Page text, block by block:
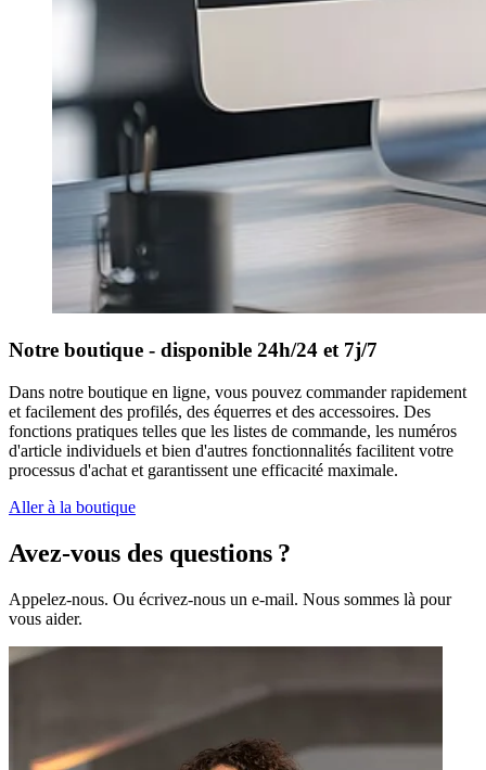
Notre boutique - disponible 24h/24 et 7j/7
Dans notre boutique en ligne, vous pouvez commander rapidement
et facilement des profilés, des équerres et des accessoires. Des
fonctions pratiques telles que les listes de commande, les numéros
d'article individuels et bien d'autres fonctionnalités facilitent votre
processus d'achat et garantissent une efficacité maximale.
Aller à la boutique
Avez-vous des questions ?
Appelez-nous. Ou écrivez-nous un e-mail. Nous sommes là pour
vous aider.